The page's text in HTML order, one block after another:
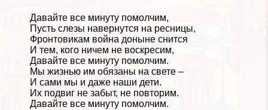
Давайте все минуту помолчим,
Пусть слезы навернутся на ресницы,
Фронтовикам война доныне снится
И тем, кого ничем не воскресим,
Давайте все минуту помолчим.
Мы жизнью им обязаны на свете –
И сами мы и даже наши дети.
Их подвиг не забыт, не повторим.
Давайте все минуту помолчим.